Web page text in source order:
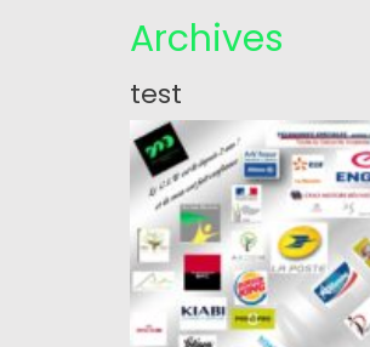
Archives
test